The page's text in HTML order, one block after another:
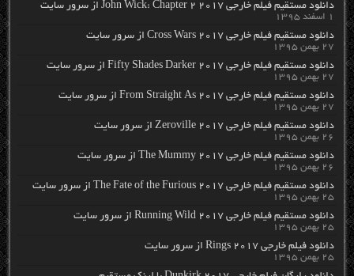
دانلود مستقیم فیلم خارجی John Wick: Chapter 2 2017 از سرور سایت
۱ اسفند ۱۳۹۵
دانلود مستقیم فیلم خارجی Cross Wars 2017 از سرور سایت
۲۷ بهمن ۱۳۹۵
دانلود مستقیم فیلم خارجی Fifty Shades Darker 2017 از سرور سایت
۲۷ بهمن ۱۳۹۵
دانلود مستقیم فیلم خارجی From Straight As 2017 از سرور سایت
۲۷ بهمن ۱۳۹۵
دانلود مستقیم فیلم خارجی Zeroville 2017 از سرور سایت
۲۶ بهمن ۱۳۹۵
دانلود مستقیم فیلم خارجی The Mummy 2017 از سرور سایت
۲۶ بهمن ۱۳۹۵
دانلود مستقیم فیلم خارجی The Fate of the Furious 2017 از سرور سایت
۲۵ بهمن ۱۳۹۵
دانلود مستقیم فیلم خارجی Running Wild 2017 از سرور سایت
۲۵ بهمن ۱۳۹۵
دانلود فیلم خارجی Rings 2017 از سرور سایت
۲۵ بهمن ۱۳۹۵